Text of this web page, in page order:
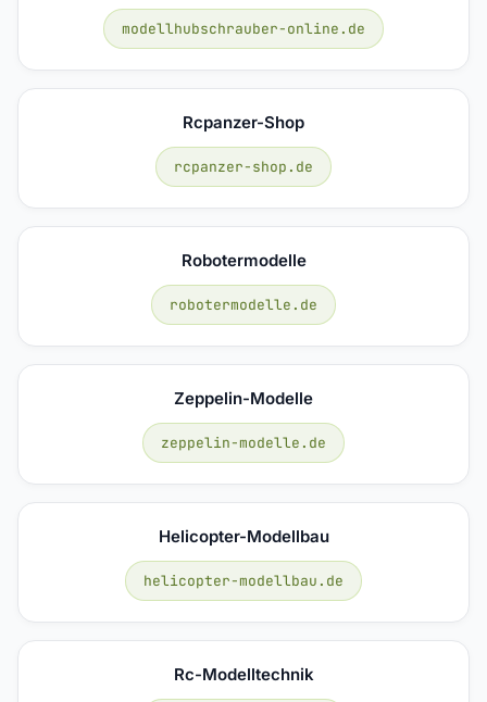
modellhubschrauber-online.de
Rcpanzer-Shop
rcpanzer-shop.de
Robotermodelle
robotermodelle.de
Zeppelin-Modelle
zeppelin-modelle.de
Helicopter-Modellbau
helicopter-modellbau.de
Rc-Modelltechnik